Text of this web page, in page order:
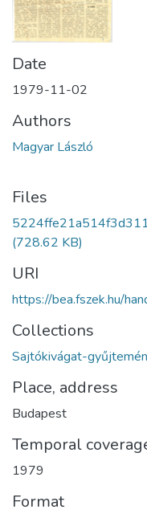
Date
1979-11-02
Authors
Magyar László
Files
(728.62 KB)
URI
https://bea.fszek.hu/
Collections
Sajtókivágat-
Place, address
Budapest
Temporal
1979
Format